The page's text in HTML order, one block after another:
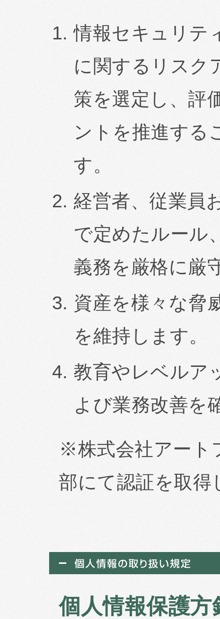
情報セキュリテ
に関するリスク
策を選定し、評
ントを推進する
す。
経営者、従業員
で定めたルール
義務を厳格に厳
資産を様々な脅
を維持します。
教育やレベルア
よび業務改善を
※株式会社アート
部にて認証を取得
個人情報保護方